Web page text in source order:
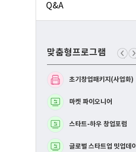
Q&A
맞춤형프로그램
맞
춤
맞
춤
초기창업패키지(사업화)
마켓 파이오니어
스타트-하우 창업포럼
글로벌 스타트업 밋업데이